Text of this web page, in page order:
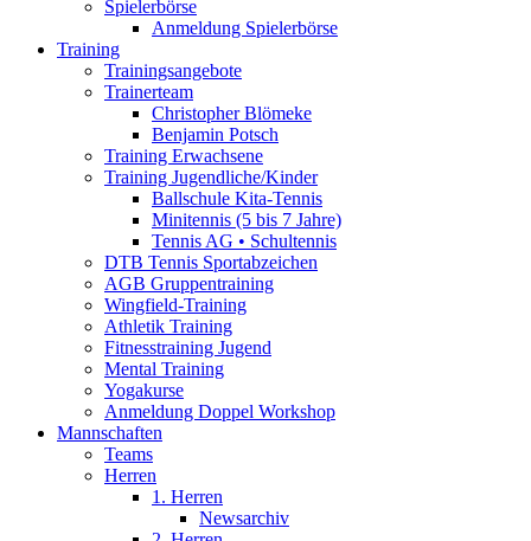
Spielerbörse
Anmeldung Spielerbörse
Training
Trainingsangebote
Trainerteam
Christopher Blömeke
Benjamin Potsch
Training Erwachsene
Training Jugendliche/Kinder
Ballschule Kita-Tennis
Minitennis (5 bis 7 Jahre)
Tennis AG • Schultennis
DTB Tennis Sportabzeichen
AGB Gruppentraining
Wingfield-Training
Athletik Training
Fitnesstraining Jugend
Mental Training
Yogakurse
Anmeldung Doppel Workshop
Mannschaften
Teams
Herren
1. Herren
Newsarchiv